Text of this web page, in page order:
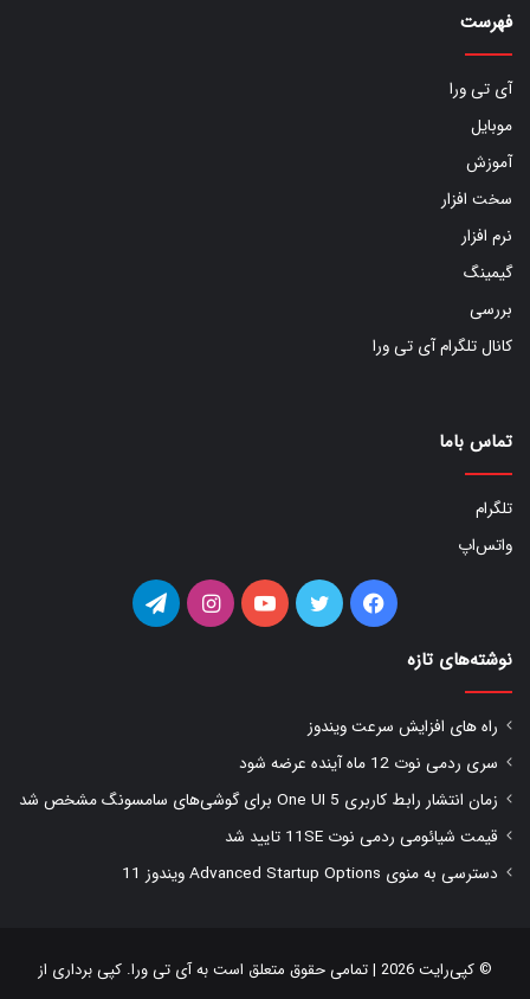
فهرست
آی تی ورا
موبایل
آموزش
سخت افزار
نرم افزار
گیمینگ
بررسی
کانال تلگرام آی تی ورا
تماس باما
تلگرام
واتس‌اپ
فیس توییتر یوتیوب اینستاگرامتلگرام
نوشته‌های تازه
راه های افزایش سرعت ویندوز
سری ردمی نوت 12 ماه آینده عرضه شود
زمان انتشار رابط کاربری One UI 5 برای گوشی‌های سامسونگ مشخص شد
قیمت شیائومی ردمی نوت 11SE تایید شد
دسترسی به منوی Advanced Startup Options ویندوز 11
© کپی‌رایت 2026 | تمامی حقوق متعلق است به آی تی ورا. کپی برداری از